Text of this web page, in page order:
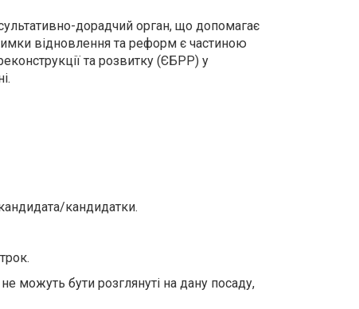
дорадчий орган, що допомагає
відновлення та реформ є частиною
та розвитку (ЄБРР) у
кандидатки.
можуть бути розглянуті на дану посаду,